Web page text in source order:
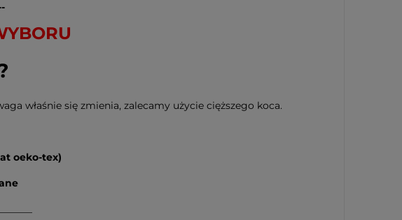
właśnie się zmienia, zalecamy użycie cięższego koca.
oeko-tex)